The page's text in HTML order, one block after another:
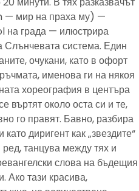
— мир на праха му) —
на града — илюстрира
Слънчевата система. Един
очукани, като в офорт
именова ги на някоя
хореография в центъра
въртят около оста си и те,
го правят. Бавно, разбира
диригент как „звездите“
танцува между тях и
слова на бъдещия
Ако тази красива,